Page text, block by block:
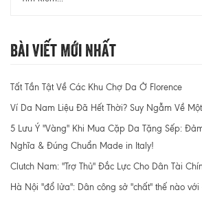
Bài Viết Mới Nhất
Tất Tần Tật Về Các Khu Chợ Da Ở Florence
Ví Da Nam Liệu Đã Hết Thời? Suy Ngẫm Về
5 Lưu Ý "Vàng" Khi Mua Cặp Da Tặng Sếp:
Nghĩa & Đúng Chuẩn Made in Italy!
Clutch Nam: "Trợ Thủ" Đắc Lực Cho Dân Tài
Hà Nội "đổ lửa": Dân công sở "chất" thế nào